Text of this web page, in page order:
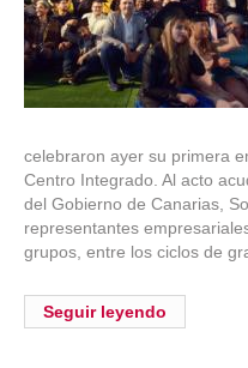
celebraron ayer su primera
Centro Integrado. Al acto
del Gobierno de Canarias,
representantes
grupos, entre los ciclos de
Seguir leyendo